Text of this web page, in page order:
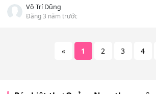
Võ Trí Dũng
Đăng 3 năm trước
« 1 2 3 4